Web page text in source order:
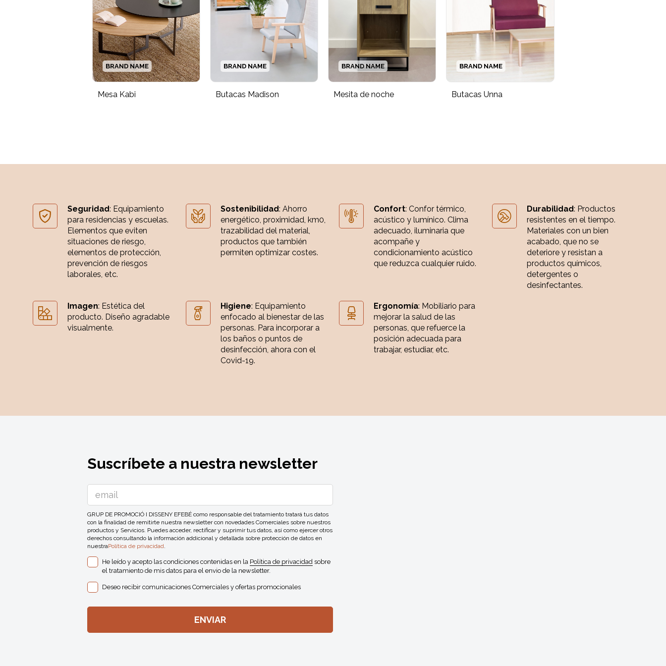
Mesa Kabi
BRAND NAME
Butacas Madison
BRAND NAME
Mesita de noche
BRAND NAME
Butacas Unna
BRAND NAME
Seguridad: Equipamiento
para residencias y escuelas.
Elementos que eviten
situaciones de riesgo,
elementos de protección,
prevención de riesgos
laborales, etc.
Sostenibilidad: Ahorro
energético, proximidad, km0,
trazabilidad del material,
productos que también
permiten optimizar costes.
Confort: Confor térmico,
acústico y lumínico. Clima
adecuado, iluminaria que
acompañe y
condicionamiento acústico
que reduzca cualquier ruido.
Durabilidad: Productos
resistentes en el tiempo.
Materiales con un bien
acabado, que no se
deteriore y resistan a
productos químicos,
detergentes o
desinfectantes.
Imagen: Estética del
producto. Diseño agradable
visualmente.
Higiene: Equipamiento
enfocado al bienestar de las
personas. Para incorporar a
los baños o puntos de
desinfección, ahora con el
Covid-19.
Ergonomía: Mobiliario para
mejorar la salud de las
personas, que refuerce la
posición adecuada para
trabajar, estudiar, etc.
Suscríbete a nuestra newsletter
GRUP DE PROMOCIÓ I DISSENY EFEBÉ como responsable del tratamiento tratará tus datos
con la finalidad de remitirte nuestra newsletter con novedades Comerciales sobre nuestros
productos y Servicios. Puedes acceder, rectificar y suprimir tus datos, así como ejercer otros
derechos consultando la información addicional y detallada sobre protección de datos en
nuestraPolítica de privacidad
He leído y acepto las condiciones contenidas en la Política de privacidad sobre
el tratamiento de mis datos para el envio de la newsletter.
Deseo recibir comunicaciones Comerciales y ofertas promocionales